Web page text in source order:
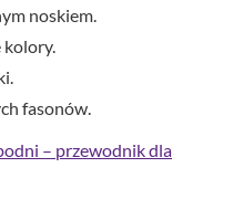
noskiem.
fasonów.
– przewodnik dla